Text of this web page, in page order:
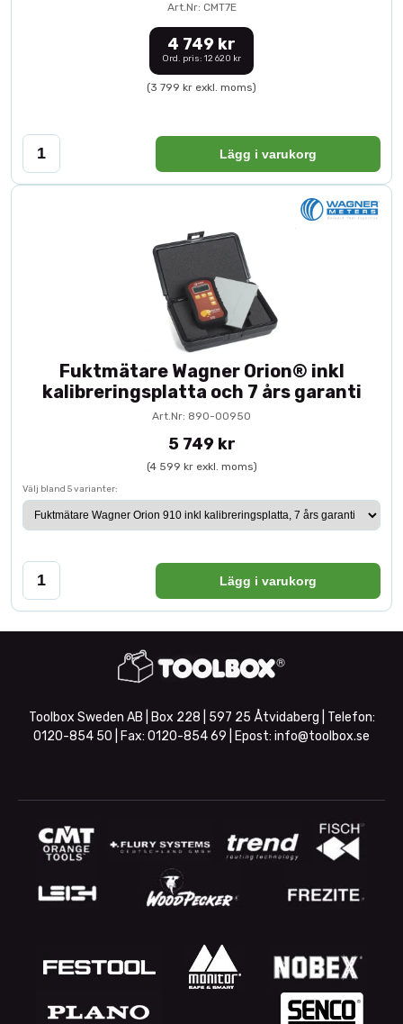
Art.Nr: CMT7E
4 749 kr
Ord. pris: 12 620 kr
(3 799 kr exkl. moms)
Lägg i varukorg
Fuktmätare Wagner Orion® inkl
kalibreringsplatta och 7 års garanti
Art.Nr: 890-00950
5 749 kr
(4 599 kr exkl. moms)
Välj bland 5 varianter:
Lägg i varukorg
Toolbox Sweden AB | Box 228 | 597 25 Åtvidaberg | Telefon:
0120-854 50 | Fax: 0120-854 69 | Epost: info@toolbox.se